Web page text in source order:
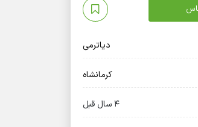
دیاترمی
کرمانشاه
4 سال قبل